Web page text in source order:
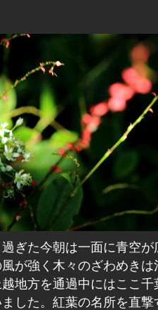
ぎた今朝は一面に青空が
が強く木々のざわめきは
地方を通過中にはここ千
した。紅葉の名所を直撃